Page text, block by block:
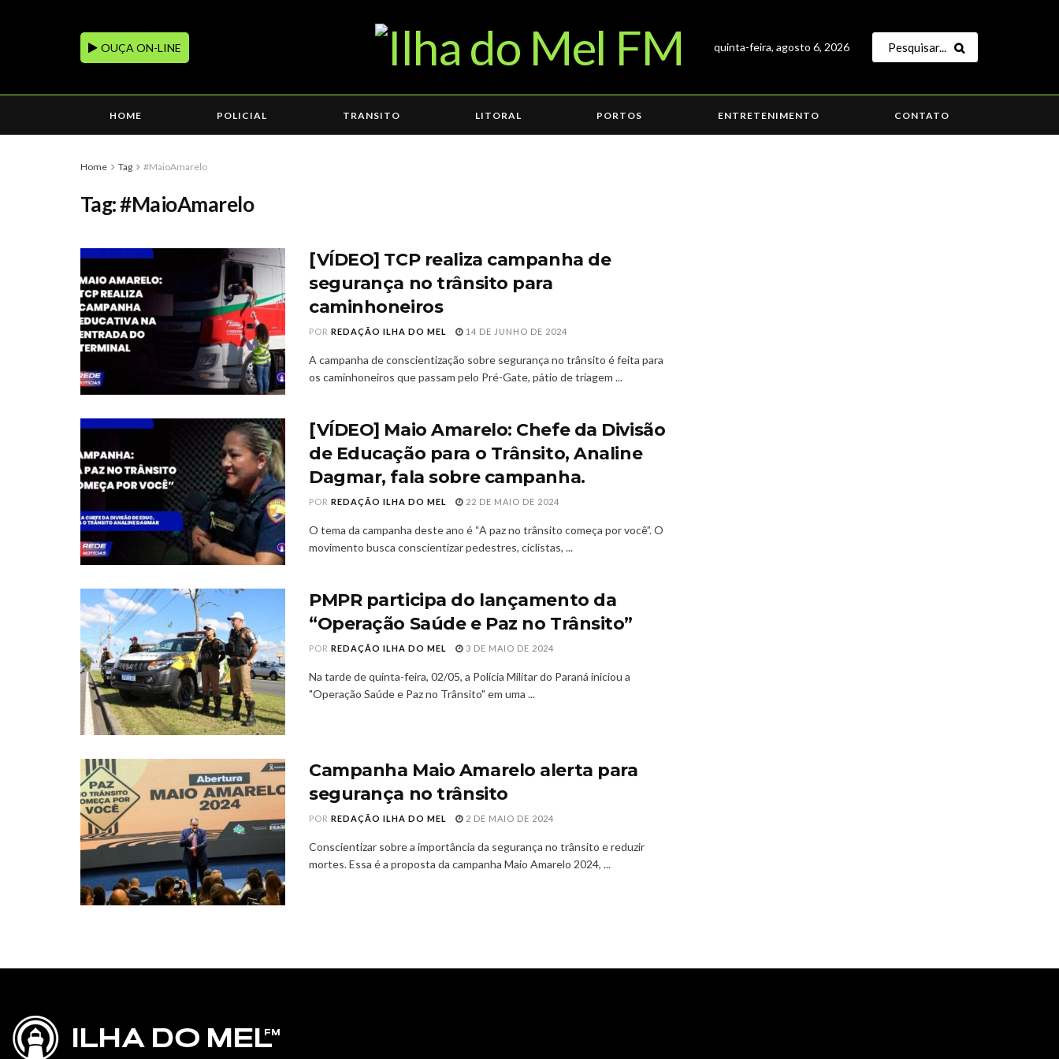
OUÇA ON-LINE quinta-feira, agosto 6, 2026
HOME POLICIAL TRANSITO LITORAL PORTOS ENTRETENIMENTO CONTATO
Home Tag #MaioAmarelo
Tag:#MaioAmarelo
[VÍDEO] TCP realiza campanha de
segurança no trânsito para
caminhoneiros
POR REDAÇÃO ILHA DO MEL 14 DE JUNHO DE 2024
A campanha de conscientização sobre segurança no trânsito é feita para
os caminhoneiros que passam pelo Pré-Gate, pátio de triagem ...
[VÍDEO] Maio Amarelo: Chefe da Divisão
de Educação para o Trânsito, Analine
Dagmar, fala sobre campanha.
POR REDAÇÃO ILHA DO MEL 22 DE MAIO DE 2024
O tema da campanha deste ano é “A paz no trânsito começa por você”. O
movimento busca conscientizar pedestres, ciclistas, ...
PMPR participa do lançamento da
“Operação Saúde e Paz no Trânsito”
POR REDAÇÃO ILHA DO MEL 3 DE MAIO DE 2024
Na tarde de quinta-feira, 02/05, a Polícia Militar do Paraná iniciou a
"Operação Saúde e Paz no Trânsito" em uma ...
Campanha Maio Amarelo alerta para
segurança no trânsito
POR REDAÇÃO ILHA DO MEL 2 DE MAIO DE 2024
Conscientizar sobre a importância da segurança no trânsito e reduzir
mortes. Essa é a proposta da campanha Maio Amarelo 2024, ...